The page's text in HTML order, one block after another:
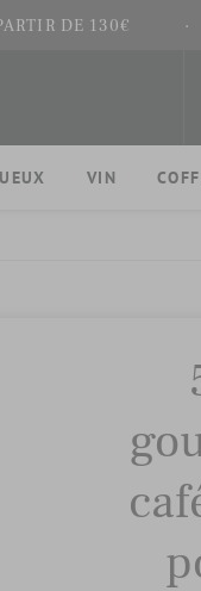
DE 130€ ·
VIN